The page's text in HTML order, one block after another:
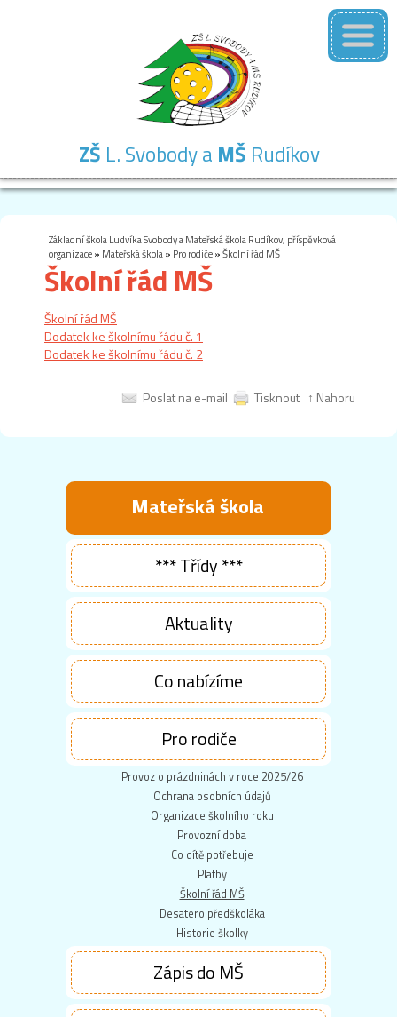
ZŠ L. Svobody a MŠ Rudíkov
Základní škola Ludvíka Svobody a Mateřská škola Rudíkov, příspěvková
organizace» Mateřská škola» Pro rodiče»Školní řád MŠ
Školní řád MŠ
Školní řád MŠ
Dodatek ke školnímu řádu č. 1
Dodatek ke školnímu řádu č. 2
Poslat na e-mail Tisknout ↑ Nahoru
Mateřská škola
*** Třídy ***
Aktuality
Co nabízíme
Pro rodiče
Provoz o prázdninách v roce 2025/26
Ochrana osobních údajů
Organizace školního roku
Provozní doba
Co dítě potřebuje
Platby
Školní řád MŠ
Desatero předškoláka
Historie školky
Zápis do MŠ